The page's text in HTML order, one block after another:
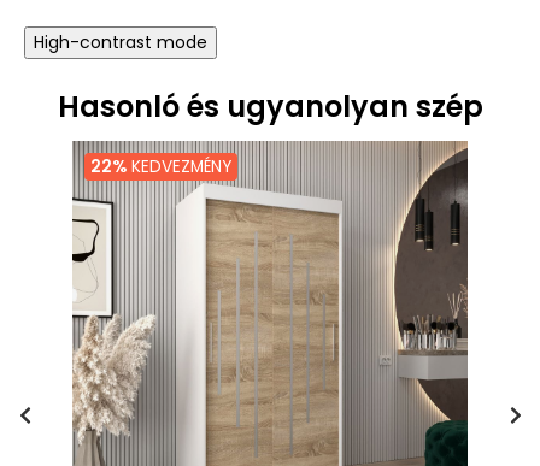
High-contrast mode
Hasonló és ugyanolyan szép
22% KEDVEZMÉNY